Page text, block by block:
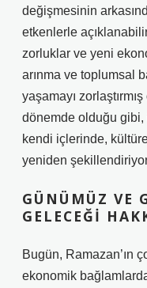
değişmesinin
etkenlerle
zorluklar ve yeni
arınma ve toplumsal
yaşamayı
dönemde olduğu gibi,
kendi içlerinde,
yeniden
GÜNÜMÜZ VE
GELECEĞI
Bugün, Ramazan’ın
ekonomik